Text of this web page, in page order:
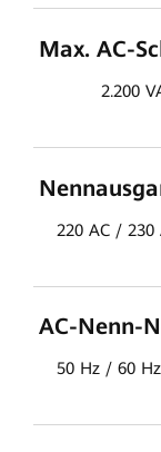
Max. AC-
2.200
220 AC / 230
AC-Nenn-
50 Hz / 60 Hz